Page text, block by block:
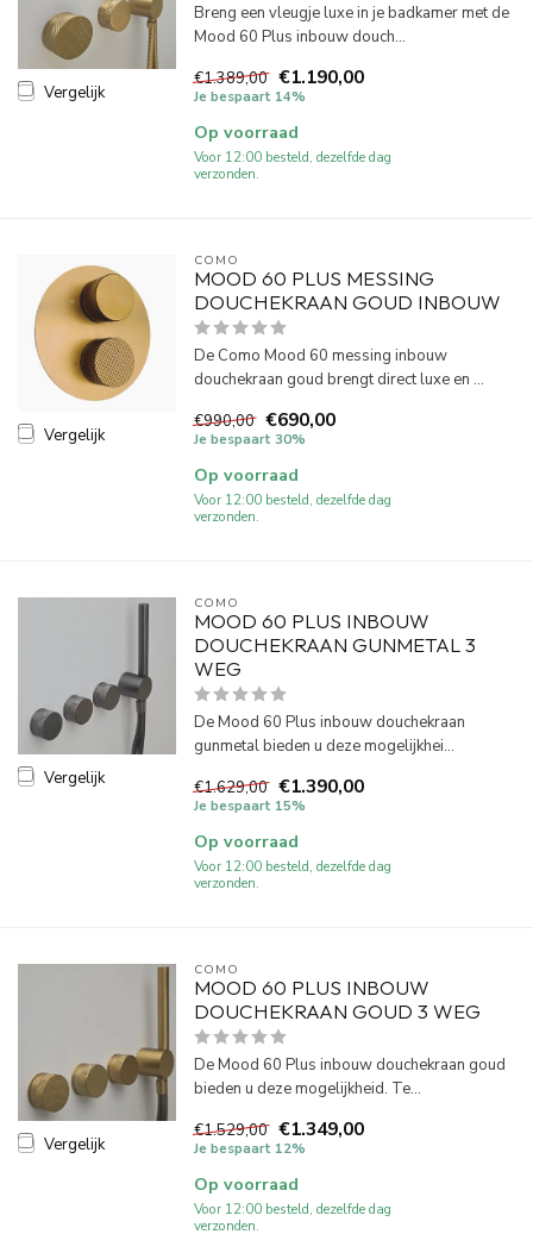
Vergelijk
Breng een vleugje luxe in je badkamer met de
Mood 60 Plus inbouw douch...
€1.389,00 €1.190,00
Je bespaart 14%
Op voorraad
Voor 12:00 besteld, dezelfde dag
verzonden.
Vergelijk
COMO
MOOD 60 PLUS MESSING
DOUCHEKRAAN GOUD INBOUW
De Como Mood 60 messing inbouw
douchekraan goud brengt direct luxe en ...
€990,00 €690,00
Je bespaart 30%
Op voorraad
Voor 12:00 besteld, dezelfde dag
verzonden.
Vergelijk
COMO
MOOD 60 PLUS INBOUW
DOUCHEKRAAN GUNMETAL 3
WEG
De Mood 60 Plus inbouw douchekraan
gunmetal bieden u deze mogelijkhei...
€1.629,00 €1.390,00
Je bespaart 15%
Op voorraad
Voor 12:00 besteld, dezelfde dag
verzonden.
Vergelijk
COMO
MOOD 60 PLUS INBOUW
DOUCHEKRAAN GOUD 3 WEG
De Mood 60 Plus inbouw douchekraan goud
bieden u deze mogelijkheid. Te...
€1.529,00 €1.349,00
Je bespaart 12%
Op voorraad
Voor 12:00 besteld, dezelfde dag
verzonden.